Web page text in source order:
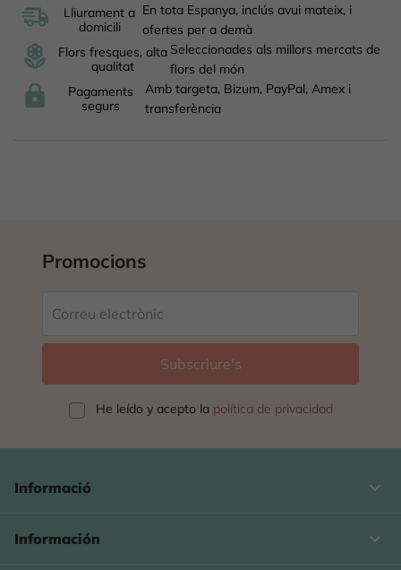
Lliurament a
domicili
En tota Espanya, inclús avui mateix, i
ofertes per a demà
Flors fresques, alta
qualitat
Seleccionades als millors mercats de
flors del món
Pagaments
segurs
Amb targeta, Bizum, PayPal, Amex i
transferència
Promocions
He leído y acepto la política de privacidad
Informació keyboard_arrow_down
Información 